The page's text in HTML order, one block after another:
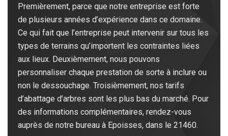
Premièrement, parce que notre entreprise est forte
de plusieurs années d’expérience dans ce domaine.
Ce qui fait que l’entreprise peut intervenir sur tous les
types de terrains qu’importent les contraintes liées
aux lieux. Deuxièmement, nous pouvons
personnaliser chaque prestation de sorte à inclure ou
non le dessouchage. Troisièmement, nos tarifs
d’abattage d’arbres sont les plus bas du marché. Pour
des informations complémentaires, rendez-vous
auprès de notre bureau à Epoisses, dans le 21460.